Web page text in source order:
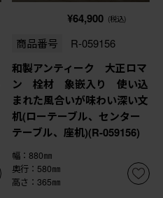
¥64,900 (税込)
商品番号 R-059156
和製アンティーク 大正ロマ
ン 栓材 象嵌入り 使い込
まれた風合いが味わい深い文
机(ローテーブル、センター
テーブル、座机)(R-059156)
幅：880㎜
奥行：580㎜
高さ：365㎜